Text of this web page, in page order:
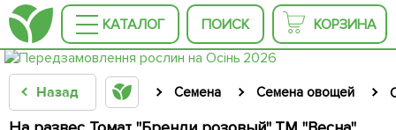
КАТАЛОГ ПОИСК КОРЗИНА
Назад Семена Семена овощей